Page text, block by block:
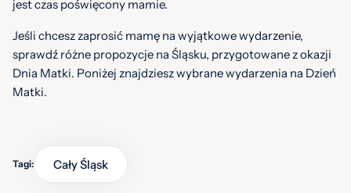
jest czas poświęcony mamie.
Jeśli chcesz zaprosić mamę na wyjątkowe wydarzenie,
sprawdź różne propozycje na Śląsku, przygotowane z okazji
Dnia Matki. Poniżej znajdziesz wybrane wydarzenia na Dzień
Matki.
Tagi: Cały Śląsk